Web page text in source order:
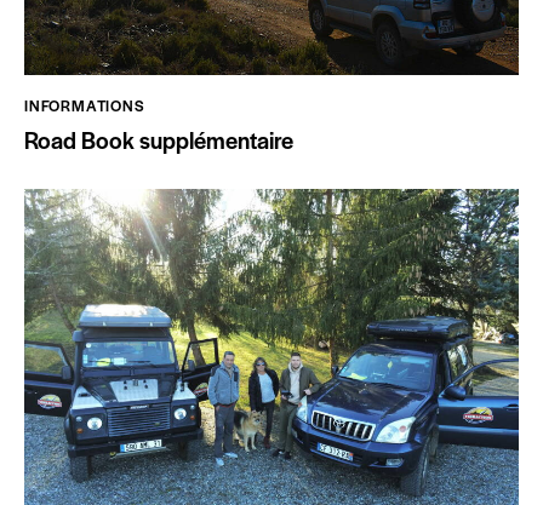
INFORMATIONS
Road Book supplémentaire